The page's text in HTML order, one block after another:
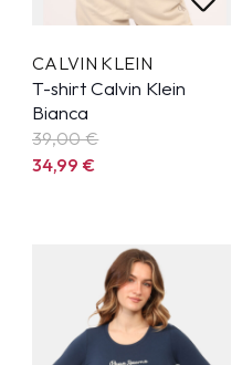
CALVIN KLEIN
T-shirt Calvin Klein
Bianca
39,00 €
34,99€